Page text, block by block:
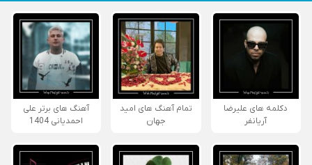
دکلمه های علیرضا
آریانفر
تمام آهنگ های امید
جهان
آهنگ های برتر علی
احمدیانی 1404